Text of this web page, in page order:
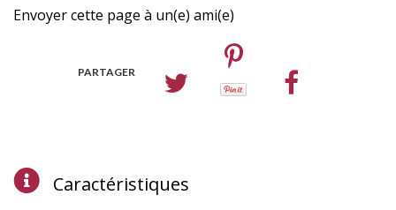
Envoyer cette page à un(e) ami(e)
PARTAGER
Caractéristiques